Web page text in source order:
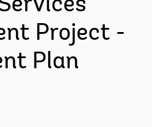
Project -
Plan